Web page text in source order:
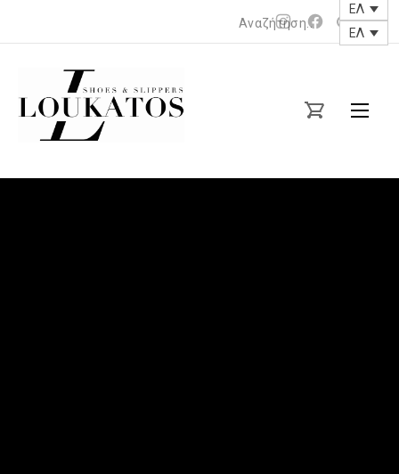
Νέο
παράθυρο
Νέο
παράθυρο
ΕΛ
ΕΛ
loukatos-
shoes.gr